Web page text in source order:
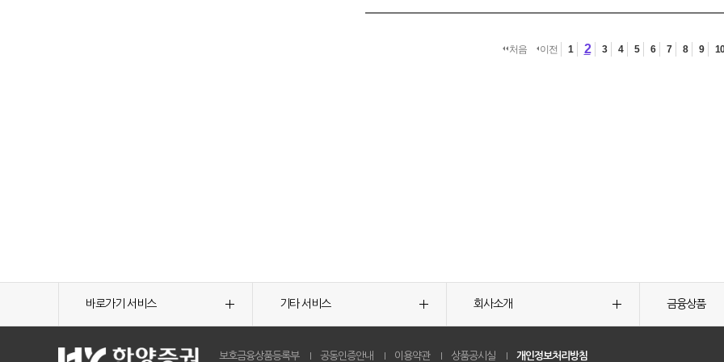
처음 이전 1 2 3 4 5 6 7 8 9 10
바로가기 서비스 기타 서비스 회사소개 금융상품
보호금융상품등록부 공동인증안내 이용약관 상품공시실 개인정보처리방침